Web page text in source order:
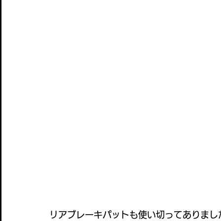
リアブレーキパットも使い切ってありまし